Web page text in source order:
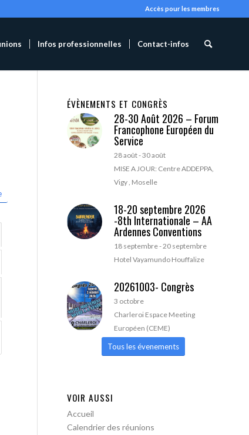
Accès pour les membres
Infos professionnelles Contact-infos
ÉVÈNEMENTS ET CONGRÈS
28-30 Août 2026 – Forum
Francophone Européen du
Service
28 août-30 août
MISE A JOUR: Centre ADDEPPA,
Vigy , Moselle
18-20 septembre 2026
-8th Internationale – AA
Ardennes Conventions
18 septembre-20 septembre
Hotel Vayamundo Houffalize
20261003- Congrès
3 octobre
Charleroi Espace Meeting
Européen (CEME)
Tous les évenements
VOIR AUSSI
Accueil
Calendrier des réunions